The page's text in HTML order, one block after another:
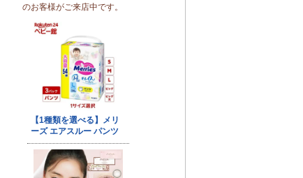
のお客様がご来店中です。